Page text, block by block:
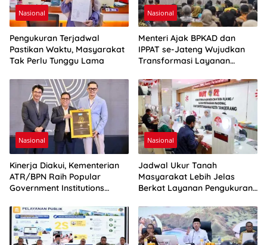
Nasional
Pengukuran Terjadwal
Pastikan Waktu, Masyarakat
Tak Perlu Tunggu Lama
Nasional
Menteri Ajak BPKAD dan
IPPAT se-Jateng Wujudkan
Transformasi Layanan
Nasional
Kinerja Diakui, Kementerian
ATR/BPN Raih Popular
Government Institutions
Nasional
Jadwal Ukur Tanah
Masyarakat Lebih Jelas
Berkat Layanan Pengukuran